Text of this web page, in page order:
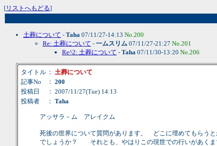
[ リストへもどる]
土葬について - Taha 07/11/27-14:13 No.200
Re: 土葬について - 一ムスリム 07/11/27-21:27 No.201
Re^2: 土葬について - Taha 07/11/30-13:20 No.206
タイトル ： 土葬について
記事No
： 200
投稿日
： 2007/11/27(Tue) 14:13
投稿者
： Taha
アッサラ－ム アレイクム
死後の世界について質問があります。 どこに埋めてもらう
でしょうか？ それとも、やはりこの現世での行いがあくま